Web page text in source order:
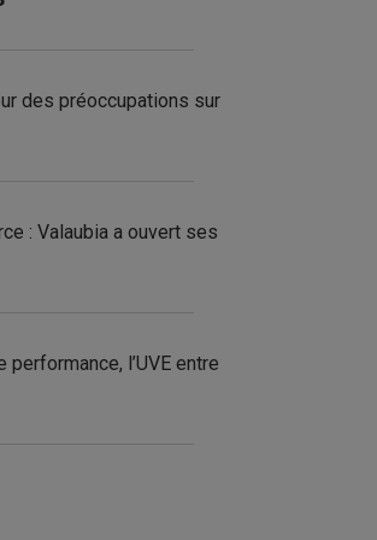
des préoccupations sur
: Valaubia a ouvert ses
l’UVE entre